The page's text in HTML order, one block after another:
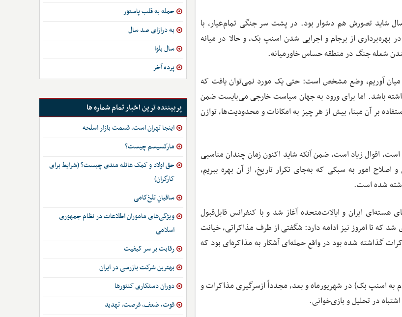
که در آغاز سال شاید تصورش هم دشوار بود. در پشت سر جنگی تمام‌عیار، با
از برجام و اجرایی شدن اسنپ بک، و حالا در میانه
شعله جنگ در منطقه حساس خاورمیانه.
میان آوریم، وضع مشخص است: حتی یک مورد نمی‌توان یافت که
باشد. اما برای ورود به جهان سیاست خارجی می‌بایست ضمن
بر آن مبنا، بیش از هر چیز به امکانات و محدودیت‌ها، توازن
اقوال زیاد است، ضمن آنکه شاید اکنون زمان چندان مناسبی
امور به سبکی که به‌جای تکرار تاریخ، از آن بهره ببریم،
شده است.
برای گفت‌وگوهای هسته‌ای ایران و ایالات‌متحده آغاز شد و با کنفرانس قابل‌قبول
که تا امروز نیز ادامه دارد: شگفتی از طرف مذاکراتی، خیانت
گذاشته شده بود در واقع حمله‌ای آشکار به مذاکره‌ای بود که
به اسنپ بک) در شهریورماه و بعد، مجدداً ازسرگیری مذاکرات و
در تحلیل و بازی‌خوانی.
حمله به قلب پاستور
به درازای صد سال
سال بلوا
پرده آخر
پربیننده ترین اخبار تمام شماره ها
اینجا تهران است، قسمت بازار اسلحه
مارکسیسم چیست؟
حق اولاد و کمک عائله مندی چیست؟ (شرایط برای
کارگران)
ساقیانِ تلخ‌کامی
ویژگی‌های ماموران اطلاعات در نظام جمهوری
اسلامی
رقابت بر سر کیفیت
بهترین شرکت بازرسی در ایران
دوران دستکاری کنتورها
قوت، ضعف، فرصت، تهدید